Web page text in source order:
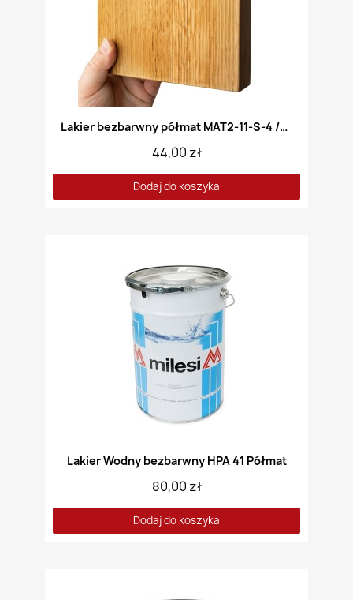
Lakier bezbarwny półmat MAT2-11-S-4 /Akryl/
44,00 zł
Dodaj do koszyka
Lakier Wodny bezbarwny HPA 41 Półmat
80,00 zł
Dodaj do koszyka